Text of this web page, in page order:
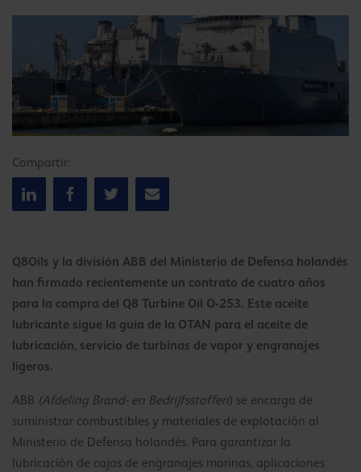
Compartir:
Q8Oils y la división ABB del Ministerio de Defensa holandés
han firmado recientemente un contrato de cuatro años
para la compra del Q8 Turbine Oil O-253. Este aceite
lubricante sigue la guía de la OTAN para el aceite de
lubricación, servicio de turbinas de vapor y engranajes
ligeros.
ABB (Afdeling Brand- en Bedrijfsstoffen) se encarga de
suministrar combustibles y materiales de explotación al
Ministerio de Defensa holandés. Para garantizar la
lubricación de cajas de engranajes marinas, aplicaciones